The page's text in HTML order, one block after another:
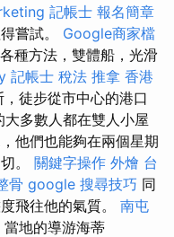
記帳士 報名簡章
嘗試。 Google商家檔
種方法，雙體船，光滑
記帳士 稅法 推拿 香港
徒步從市中心的港口
多數人都在雙人小屋
他們也能夠在兩個星期
。 關鍵字操作 外燴 台
骨 google 搜尋技巧 同
飛往他的氣質。 南屯
當地的導游海蒂